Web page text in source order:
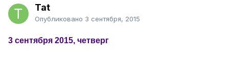
Tat
Опубликовано 3 сентября, 2015
3 сентября 2015, четверг